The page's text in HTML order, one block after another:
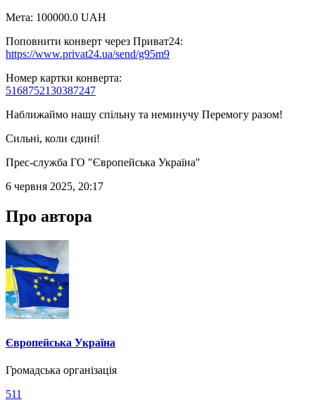
Мета: 100000.0 UAH
Поповнити конверт через Приват24:
https://www.privat24.ua/send/g95m9
Номер картки конверта:
5168752130387247
Наближаймо нашу спільну та неминучу Перемогу разом!
Сильні, коли єдині!
Прес-служба ГО "Європейська Україна"
6 червня 2025, 20:17
Про автора
Європейська Україна
Громадська організація
511